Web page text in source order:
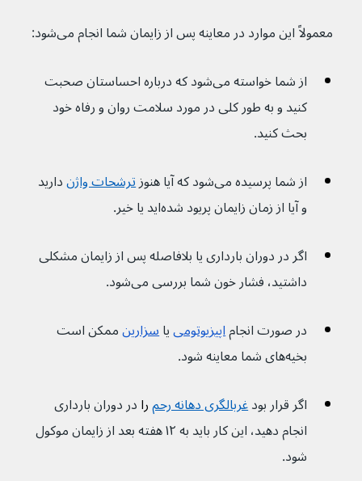
معمولاً این موارد در معاینه پس از زایمان شما انجام می‌شود:
از شما خواسته می‌شود که درباره احساستان صحبت
کنید و به طور کلی در مورد سلامت روان و رفاه خود
بحث کنید.
از شما پرسیده می‌شود که آیا هنوز
ترشحات واژن دارید
و آیا از زمان زایمان پریود شده‌اید یا خیر.
اگر در دوران بارداری یا بلافاصله پس از زایمان مشکلی
داشتید، فشار خون شما بررسی می‌شود.
در صورت انجام اپیزیوتومی یا سزارین ممکن است
بخیه‌های شما معاینه شود.
اگر قرار بود غربالگری دهانه رحم را در دوران بارداری
انجام دهید، این کار باید به ۱۲ هفته بعد از زایمان موکول
شود.